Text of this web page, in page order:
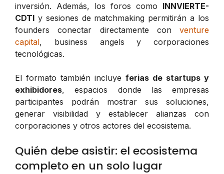
inversión. Además, los foros como INNVIERTE-
CDTI y sesiones de matchmaking permitirán a los
founders conectar directamente con venture
capital, business angels y corporaciones
tecnológicas.
El formato también incluye ferias de startups y
exhibidores, espacios donde las empresas
participantes podrán mostrar sus soluciones,
generar visibilidad y establecer alianzas con
corporaciones y otros actores del ecosistema.
Quién debe asistir: el ecosistema
completo en un solo lugar